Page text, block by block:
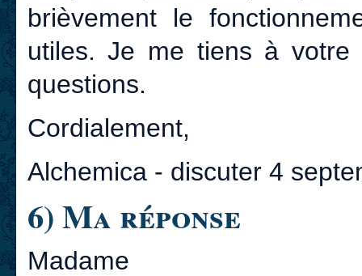
brièvement le
utiles. Je me tiens à votre
questions.
Cordialement,
Alchemica - discuter 4
6) Ma réponse
Madame